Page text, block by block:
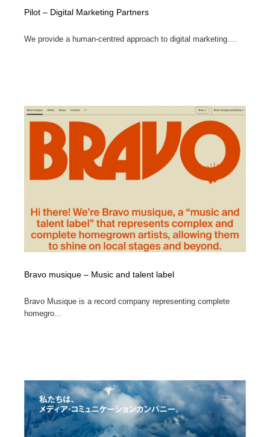
Pilot – Digital Marketing Partners
We provide a human-centred approach to digital marketing....
Bravo musique – Music and talent label
Bravo Musique is a record company representing complete
homegro...